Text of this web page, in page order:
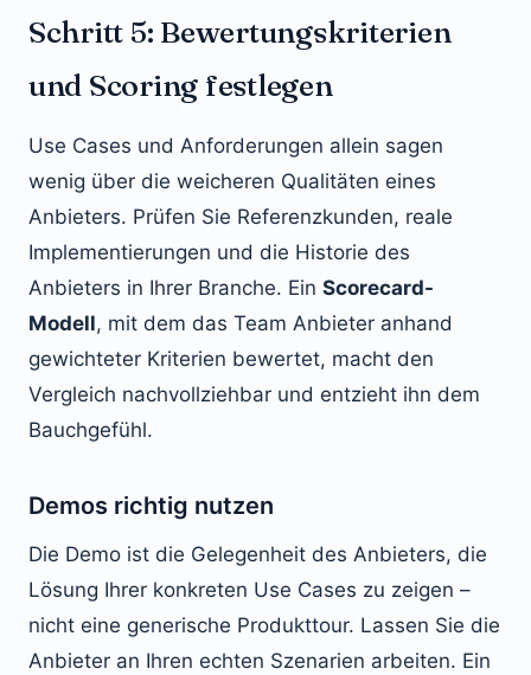
Schritt 5: Bewertungskriterien
und Scoring festlegen
Use Cases und Anforderungen allein sagen
wenig über die weicheren Qualitäten eines
Anbieters. Prüfen Sie Referenzkunden, reale
Implementierungen und die Historie des
Anbieters in Ihrer Branche. Ein Scorecard-
Modell, mit dem das Team Anbieter anhand
gewichteter Kriterien bewertet, macht den
Vergleich nachvollziehbar und entzieht ihn dem
Bauchgefühl.
Demos richtig nutzen
Die Demo ist die Gelegenheit des Anbieters, die
Lösung Ihrer konkreten Use Cases zu zeigen –
nicht eine generische Produkttour. Lassen Sie die
Anbieter an Ihren echten Szenarien arbeiten. Ein